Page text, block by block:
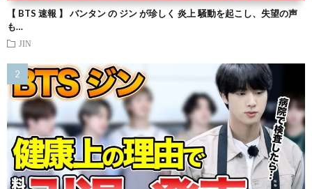
【 BTS 速報 】 バンタン の ジン が珍しく 炎上 騒動を起こし、失望の声
も…
JIN